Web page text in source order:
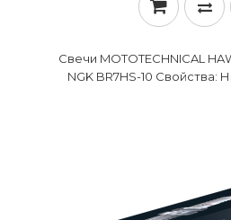
Свечи MOTOTECHNICAL
NGK BR7HS-10 Свойства: